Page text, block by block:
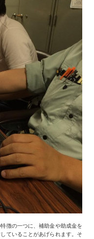
徴の一つに、補助金や助成金を
ていることがあげられます。そ